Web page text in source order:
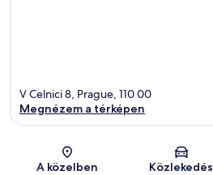
Térkép
V Celnici 8, Prague, 110 00
Megnézem a térképen
A közelben Közlekedés